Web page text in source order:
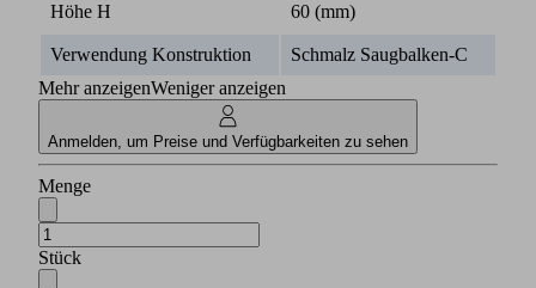
Höhe H 60 (mm)
Verwendung Konstruktion
Schmalz Saugbalken-C
Mehr anzeigenWeniger anzeigen
Anmelden, um Preise und Verfügbarkeiten zu sehen
Menge
Stück